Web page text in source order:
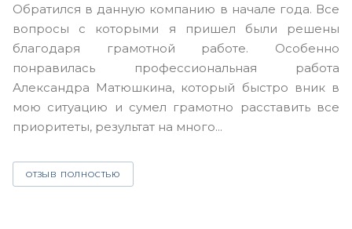
Обратился в данную компанию в начале года. Все
вопросы с которыми я пришел были решены
благодаря грамотной работе. Особенно
понравилась профессиональная работа
Александра Матюшкина, который быстро вник в
мою ситуацию и сумел грамотно расставить все
приоритеты, результат на много...
ОТЗЫВ ПОЛНОСТЬЮ